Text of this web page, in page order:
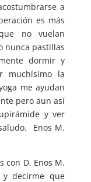
a
es más
no vuelan
nunca pastillas
dormir y
muchísimo la
me ayudan
pero aun así
y ver
Enos M.
con D. Enos M.
decirme que